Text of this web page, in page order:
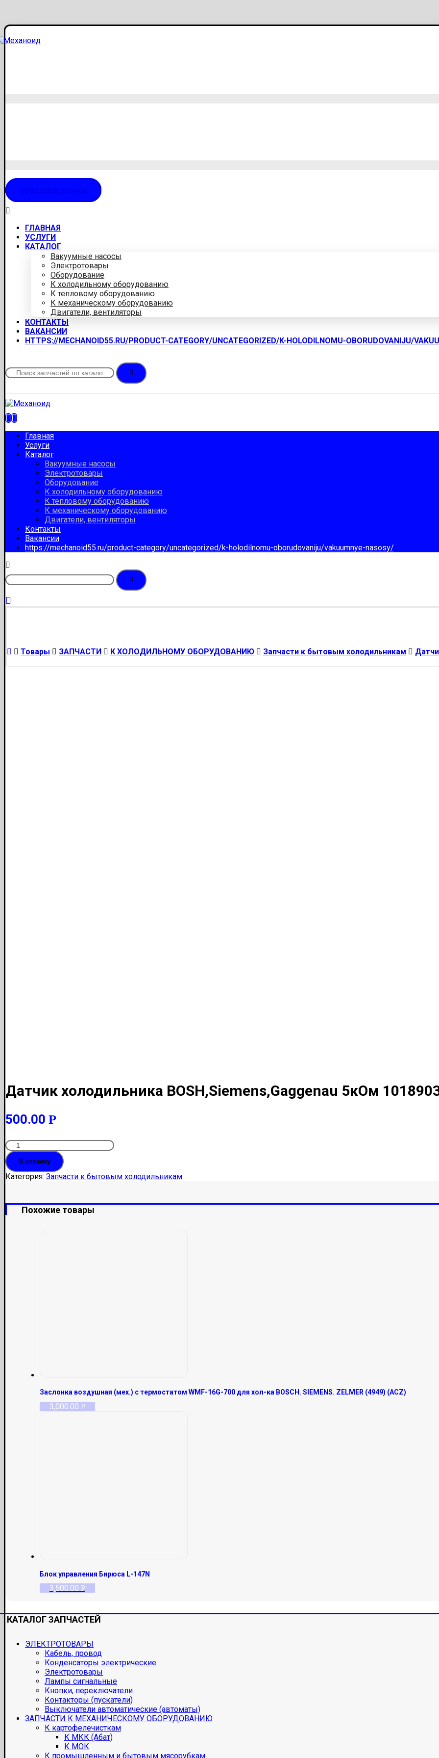
ГЛАВНАЯ
УСЛУГИ
КАТАЛОГ
Вакуумные насосы
Электротовары
Оборудование
К холодильному оборудованию
К тепловому оборудованию
К механическому оборудованию
Двигатели, вентиляторы
КОНТАКТЫ
ВАКАНСИИ
HTTPS://MECHANOID55.RU/PRODUCT-CATEGORY/UNCATEGORIZED/K-HOLODILNOMU-OBORUDOVANIJU/
Главная
Услуги
Каталог
Вакуумные насосы
Электротовары
Оборудование
К холодильному оборудованию
К тепловому оборудованию
К механическому оборудованию
Двигатели, вентиляторы
Контакты
Вакансии
https://mechanoid55.ru/product-category/uncategorized/k-holodilnomu-oborudovaniju/vakuumnye-nasosy/
Товары ЗАПЧАСТИ К ХОЛОДИЛЬНОМУ ОБОРУДОВАНИЮ Запчасти к бытовым холодильникам
Датчик холодильника BOSH,Siemens,Gaggenau 5кОм
500.00 Р
Количество
Датчик
холодильника
BOSH,Siemens,Gaggenau
5кОм
В корзину
Категория: Запчасти к бытовым холодильникам
Похожие товары
Заслонка воздушная (мех.) с термостатом WMF-16G-700 для хол-ка BOSCH. SIEMENS. ZELMER (4949) (ACZ)
3,000.00 Р
Блок управления Бирюса L-147N
3,500.00 Р
КАТАЛОГ ЗАПЧАСТЕЙ
ЭЛЕКТРОТОВАРЫ
Кабель, провод
Конденсаторы электрические
Электротовары
Лампы сигнальные
Кнопки, переключатели
Контакторы (пускатели)
Выключатели автоматические (автоматы)
ЗАПЧАСТИ К МЕХАНИЧЕСКОМУ ОБОРУДОВАНИЮ
К картофелечисткам
К МКК (Абат)
К МОК
К промышленным и бытовым мясорубкам